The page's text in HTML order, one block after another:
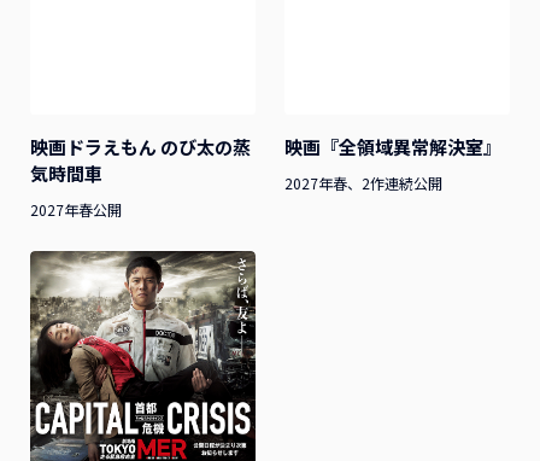
映画ドラえもん のび太の蒸
気時間車
2027年春公開
映画『全領域異常解決室』
2027年春、2作連続公開